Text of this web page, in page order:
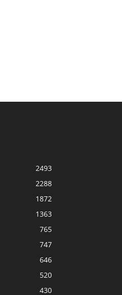
2493
2288
1872
1363
765
747
646
520
430